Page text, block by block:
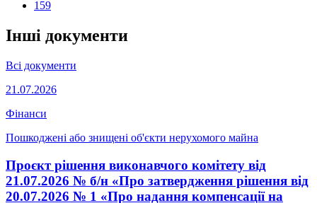
159
Інші документи
Всі документи
21.07.2026
Фінанси
Пошкоджені або знищені об'єкти нерухомого майна
Проєкт рішення виконавчого комітету від
21.07.2026 № б/н «Про затвердження рішення від
20.07.2026 № 1 «Про надання компенсації на